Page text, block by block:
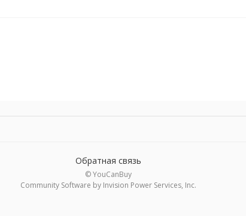
Обратная связь
© YouCanBuy
Community Software by Invision Power Services, Inc.